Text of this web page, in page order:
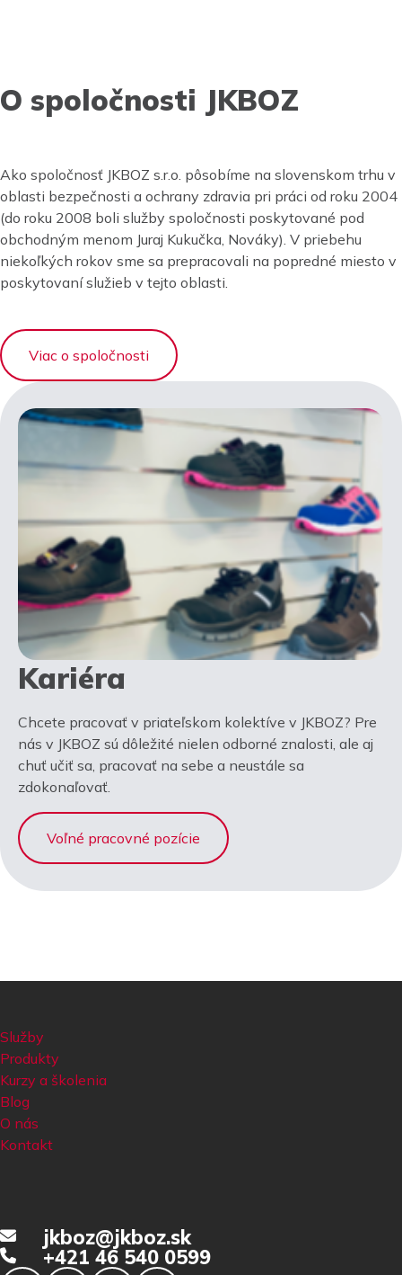
O spoločnosti JKBOZ
Ako spoločnosť JKBOZ s.r.o. pôsobíme na slovenskom trhu v
oblasti bezpečnosti a ochrany zdravia pri práci od roku 2004
(do roku 2008 boli služby spoločnosti poskytované pod
obchodným menom Juraj Kukučka, Nováky). V priebehu
niekoľkých rokov sme sa prepracovali na popredné miesto v
poskytovaní služieb v tejto oblasti.
Viac o spoločnosti
Kariéra
Chcete pracovať v priateľskom kolektíve v JKBOZ? Pre
nás v JKBOZ sú dôležité nielen odborné znalosti, ale aj
chuť učiť sa, pracovať na sebe a neustále sa
zdokonaľovať.
Voľné pracovné pozície
Služby
Produkty
Kurzy a školenia
Blog
O nás
Kontakt
jkboz@jkboz.sk
+421 46 540 0599